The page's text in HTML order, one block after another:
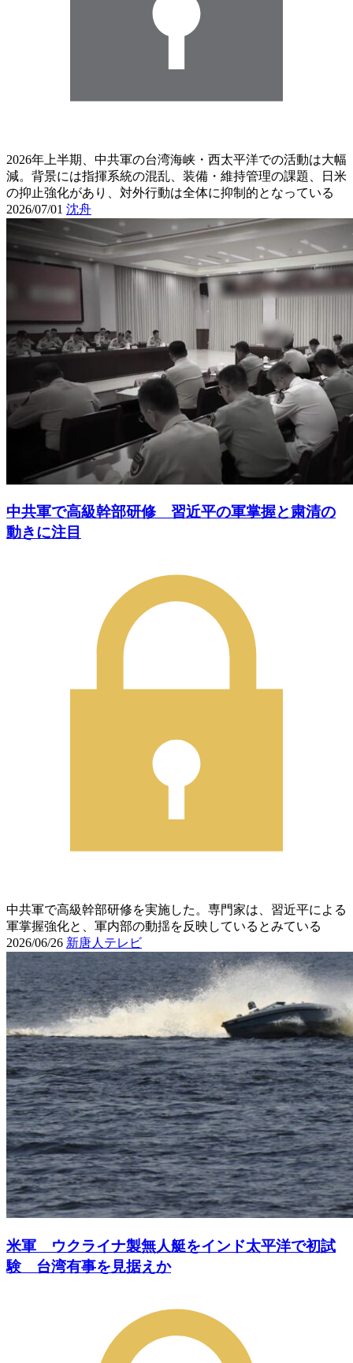
2026年上半期、中共軍の台湾海峡・西太平洋での活動は大幅
減。背景には指揮系統の混乱、装備・維持管理の課題、日米
の抑止強化があり、対外行動は全体に抑制的となっている
2026/07/01 沈舟
中共軍で高級幹部研修 習近平の軍掌握と粛清の
動きに注目
中共軍で高級幹部研修を実施した。専門家は、習近平による
軍掌握強化と、軍内部の動揺を反映しているとみている
2026/06/26 新唐人テレビ
米軍 ウクライナ製無人艇をインド太平洋で初試
験 台湾有事を見据えか